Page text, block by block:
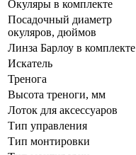
Окуляры в комплекте
Посадочный диаметр
окуляров, дюймов
Линза Барлоу в комплекте
Искатель
Тренога
Высота треноги, мм
Лоток для аксессуаров
Тип управления
Тип монтировки